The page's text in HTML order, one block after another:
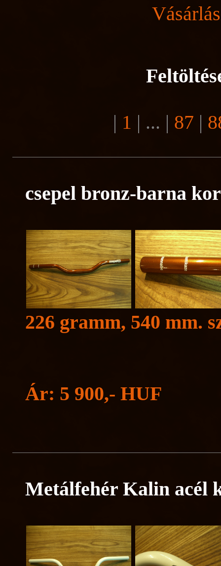
| 1 | ... | 87 |
csepel bronz-barna
226 gramm, 540 mm.
Ár: 5 900,- HUF
Metálfehér Kalin acél